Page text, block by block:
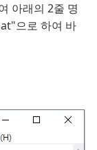
아래의 2줄 명
으로 하여 바